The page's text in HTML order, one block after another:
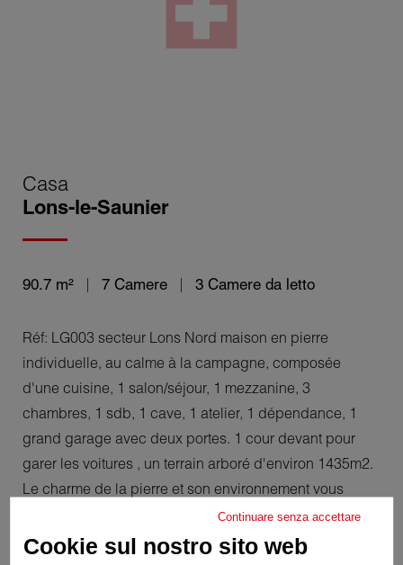
Casa
Lons-le-Saunier
90.7 m² 7 Camere 3 Camere da letto
Réf: LG003 secteur Lons Nord maison en pierre
individuelle, au calme à la campagne, composée
d'une cuisine, 1 salon/séjour, 1 mezzanine, 3
chambres, 1 sdb, 1 cave, 1 atelier, 1 dépendance, 1
grand garage avec deux portes. 1 cour devant pour
garer les voitures , un terrain arboré d'environ 1435m2.
Le charme de la pierre et son environnement vous
séduiront. Léo GERMAIN 06.47.22.24.33Continuare senza accettare
Cookie sul nostro sito web